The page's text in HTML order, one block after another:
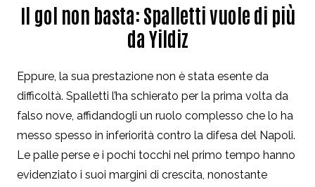
Il gol non basta: Spalletti vuole di più
da Yildiz
Eppure, la sua prestazione non è stata esente da
difficoltà. Spalletti l’ha schierato per la prima volta da
falso nove, affidandogli un ruolo complesso che lo ha
messo spesso in inferiorità contro la difesa del Napoli.
Le palle perse e i pochi tocchi nel primo tempo hanno
evidenziato i suoi margini di crescita, nonostante